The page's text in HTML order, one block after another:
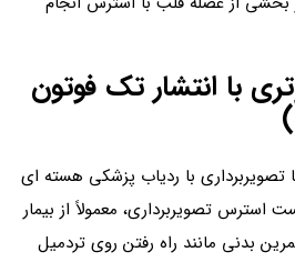
با انتشار تک فوتون
با ردیاب پزشکی هسته ای
تصویربرداری، معمولاً از بیمار
بدنی مانند راه رفتن روی تردمیل